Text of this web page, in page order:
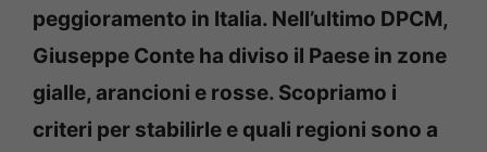
peggioramento in Italia. Nell’ultimo DPCM,
Giuseppe Conte ha diviso il Paese in zone
gialle, arancioni e rosse. Scopriamo i
criteri per stabilirle e quali regioni sono a